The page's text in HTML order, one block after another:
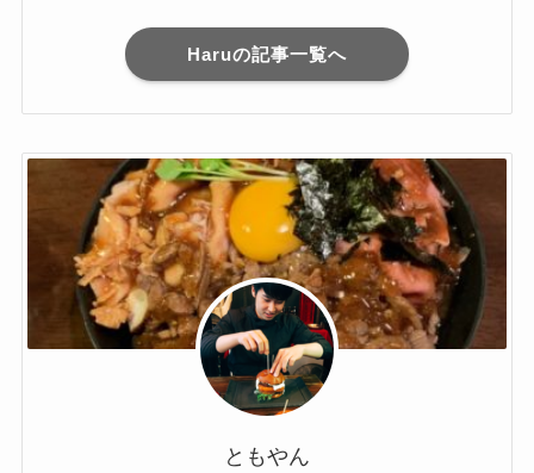
Haruの記事一覧へ
ともやん